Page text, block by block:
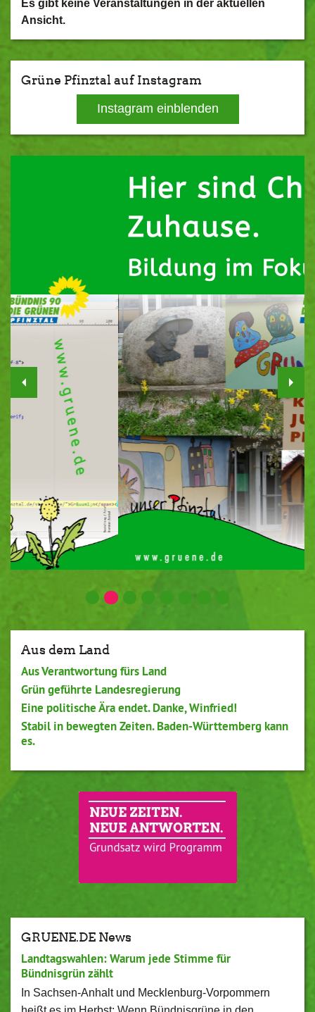
Es gibt keine Veranstaltungen in der aktuellen
Ansicht.
Grüne Pfinztal auf Instagram
Instagram einblenden
Aus dem Land
Aus Verantwortung fürs Land
Grün geführte Landesregierung
Eine politische Ära endet. Danke, Winfried!
Stabil in bewegten Zeiten. Baden-Württemberg kann
es.
GRUENE.DE News
Landtagswahlen: Warum jede Stimme für
Bündnisgrün zählt
In Sachsen-Anhalt und Mecklenburg-Vorpommern